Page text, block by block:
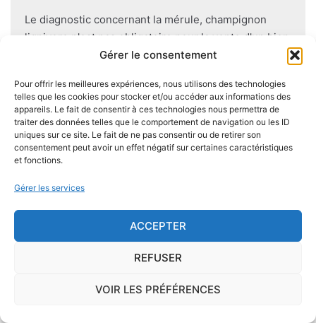
Gérer le consentement
Pour offrir les meilleures expériences, nous utilisons des technologies
telles que les cookies pour stocker et/ou accéder aux informations des
appareils. Le fait de consentir à ces technologies nous permettra de
traiter des données telles que le comportement de navigation ou les ID
uniques sur ce site. Le fait de ne pas consentir ou de retirer son
consentement peut avoir un effet négatif sur certaines caractéristiques
et fonctions.
Gérer les services
ACCEPTER
REFUSER
VOIR LES PRÉFÉRENCES
Le diagnostic concernant la mérule, champignon
lignivore n'est pas obligatoire pour la vente d'un bien
immobilier hormis dans 20 communes du Finistère
vigilant car des chantiers de champignons lignivores
existent dans de nombreuses communes partout en
France, en particulier dans le Finistère ou à Paris.
Des mesures existent pour éviter d'éventuelles
construction du logement : utiliser des bois secs,
éviter autant que possible lecontact direct entre le
, s'assurer de l'étanchéité des façades et